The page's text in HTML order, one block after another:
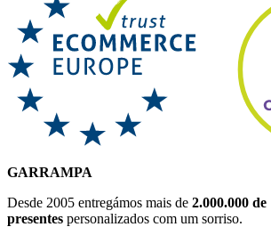
GARRAMPA
Desde 2005 entregámos mais de 2.000.000 de
presentes personalizados com um sorriso.